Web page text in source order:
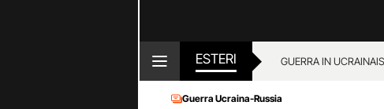
ESTERI GUERRA IN UCRAINA
Guerra Ucraina-Russia